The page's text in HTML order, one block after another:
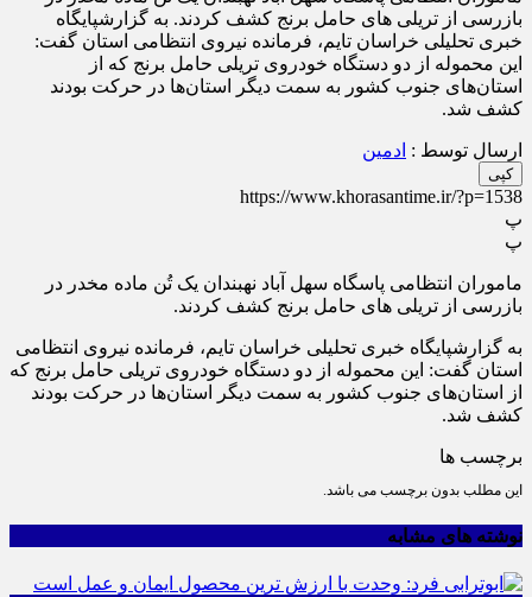
بازرسی از تریلی های حامل برنج کشف کردند. به گزارشپایگاه
خبری تحلیلی خراسان تایم، فرمانده نیروی انتظامی استان گفت:
این محموله از دو دستگاه خودروی تریلی حامل برنج که از
استان‌های جنوب کشور به سمت دیگر استان‌ها در حرکت بودند
کشف شد.
ارسال توسط : ادمین
کپی
https://www.khorasantime.ir/?p=1538
پ
پ
ماموران انتظامی پاسگاه سهل آباد نهبندان یک تُن ماده مخدر در
بازرسی از تریلی های حامل برنج کشف کردند.
به گزارشپایگاه خبری تحلیلی خراسان تایم، فرمانده نیروی انتظامی
استان گفت: این محموله از دو دستگاه خودروی تریلی حامل برنج که
از استان‌های جنوب کشور به سمت دیگر استان‌ها در حرکت بودند
کشف شد.
برچسب ها
این مطلب بدون برچسب می باشد.
نوشته های مشابه